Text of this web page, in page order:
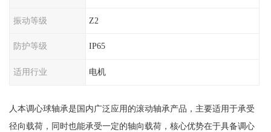
振动等级 Z2
防护等级 IP65
适用行业 电机
人本调心球轴承是国内广泛应用的滚动轴承产品，主要适用于承受
径向载荷，同时也能承受一定的轴向载荷，核心优势在于具备调心